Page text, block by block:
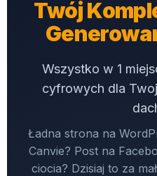
Twój
Wszystko w 1
cyfrowych dla
Ładna strona na
Canvie? Post na
ciocia? Dzisiaj to za